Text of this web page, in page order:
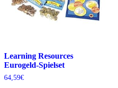
Learning Resources
Eurogeld-Spielset
64,59€